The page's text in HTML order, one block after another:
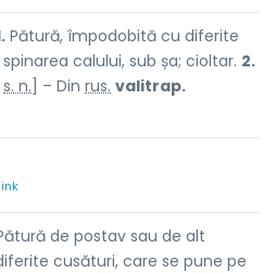
Pătură, împodobită cu diferite
calului, sub șa; cioltar. 2.
s. n. ] – Din rus. valitrap.
de postav sau de alt
cusături, care se pune pe